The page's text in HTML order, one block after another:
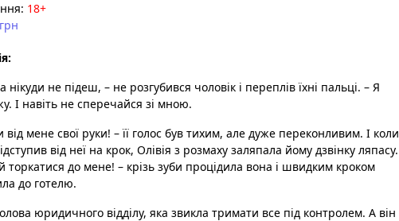
18+
нікуди не підеш, – не розгубився чоловік і переплів їхні пальці. – Я
І навіть не сперечайся зі мною.
від мене свої руки! – її голос був тихим, але дуже переконливим. І коли
від неї на крок, Олівія з розмаху заляпала йому дзвінку ляпасу.
торкатися до мене! – крізь зуби процідила вона і швидким кроком
до готелю.
юридичного відділу, яка звикла тримати все під контролем. А він